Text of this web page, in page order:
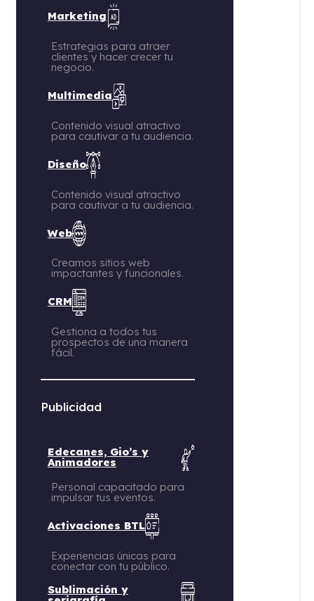
Marketing
Estrategias para atraer
clientes y hacer crecer tu
negocio.
Multimedia
Contenido visual atractivo
para cautivar a tu audiencia.
Diseño
Contenido visual atractivo
para cautivar a tu audiencia.
Web
Creamos sitios web
impactantes y funcionales.
CRM
Gestiona a todos tus
prospectos de una manera
fácil.
Publicidad
Edecanes, Gio’s y
Animadores
Personal capacitado para
impulsar tus eventos.
Activaciones BTL
Experiencias únicas para
conectar con tu público.
Sublimación y